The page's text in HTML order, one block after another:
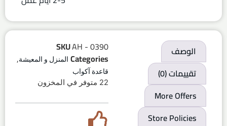
الوصف
تقييمات (0)
More Offers
Store Policies
SKUAH - 0390
Categories المنزل و المعيشة,
قاعدة آكواب
22 متوفر في المخزون